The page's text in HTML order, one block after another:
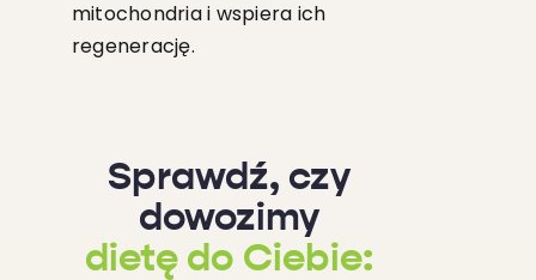
mitochondria i wspiera ich
regenerację.
Sprawdź, czy
dowozimy
dietę do Ciebie: